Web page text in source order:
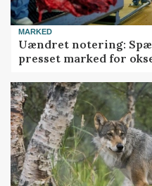
MARKED
Uændret notering:
presset marked for